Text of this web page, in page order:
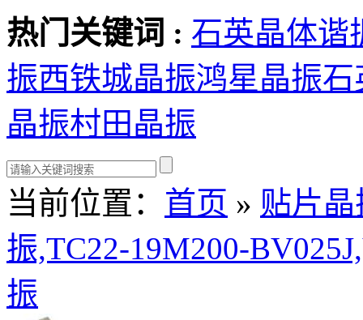
热门关键词 : 石英晶体谐
振西铁城晶振鸿星晶振石
晶振村田晶振
当前位置： 首页 » 贴片晶
振,TC22-19M200-
振